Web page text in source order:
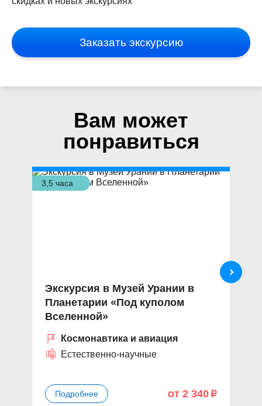
Заказать экскурсию
Вам может
понравиться
3,5 часа
Экскурсия в Музей Урании в
Планетарии «Под куполом
Вселенной»
Космонавтика и авиация
Естественно-научные
Подробнее от 2 340 p